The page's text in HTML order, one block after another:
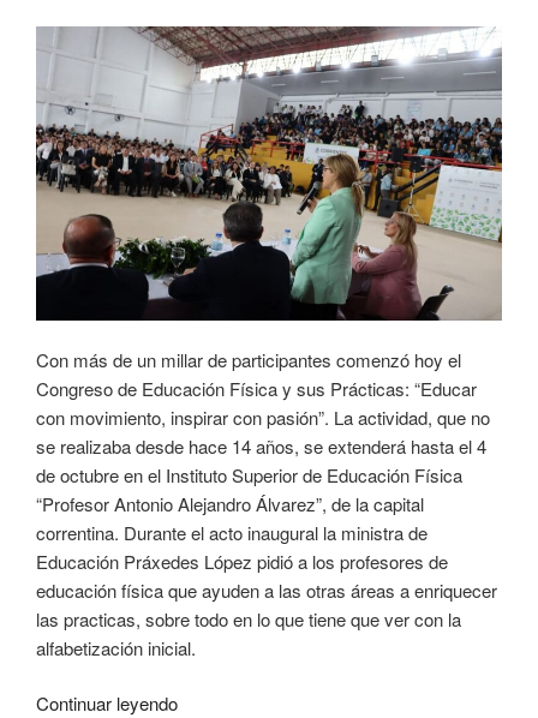
Con más de un millar de participantes comenzó hoy el
Congreso de Educación Física y sus Prácticas: “Educar
con movimiento, inspirar con pasión”. La actividad, que no
se realizaba desde hace 14 años, se extenderá hasta el 4
de octubre en el Instituto Superior de Educación Física
“Profesor Antonio Alejandro Álvarez”, de la capital
correntina. Durante el acto inaugural la ministra de
Educación Práxedes López pidió a los profesores de
educación física que ayuden a las otras áreas a enriquecer
las practicas, sobre todo en lo que tiene que ver con la
alfabetización inicial.
Continuar leyendo